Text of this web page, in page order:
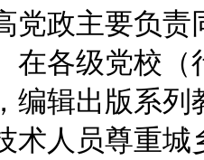
党政主要负
在各级党校
编辑出版系
术人员尊重